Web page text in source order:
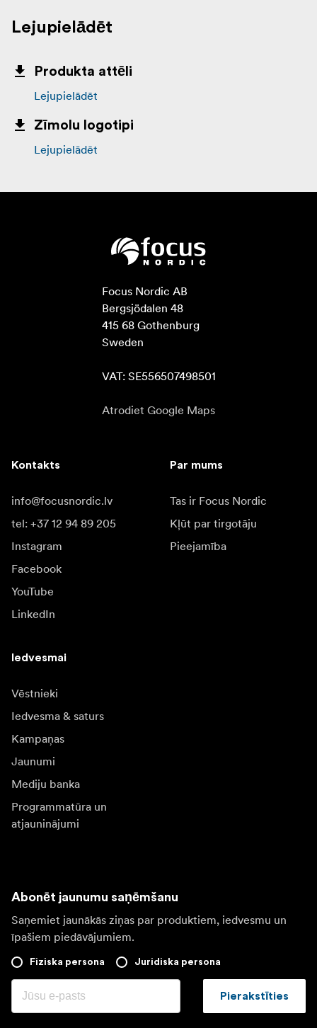
Lejupielādēt
Produkta attēli
Lejupielādēt
Zīmolu logotipi
Lejupielādēt
Focus Nordic AB
Bergsjödalen 48
415 68 Gothenburg
Sweden
VAT: SE556507498501
Atrodiet Google Maps
Kontakts
info@focusnordic.lv
tel: +37 12 94 89 205
Instagram
Facebook
YouTube
LinkedIn
Par mums
Tas ir Focus Nordic
Kļūt par tirgotāju
Pieejamība
Iedvesmai
Vēstnieki
Iedvesma & saturs
Kampaņas
Jaunumi
Mediju banka
Programmatūra un
atjauninājumi
Abonēt jaunumu saņēmšanu
Saņemiet jaunākās ziņas par produktiem, iedvesmu un
īpašiem piedāvājumiem.
Fiziska persona Juridiska persona
Pierakstīties